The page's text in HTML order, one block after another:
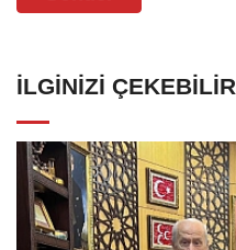
İLGINIZI ÇEKEBILIR